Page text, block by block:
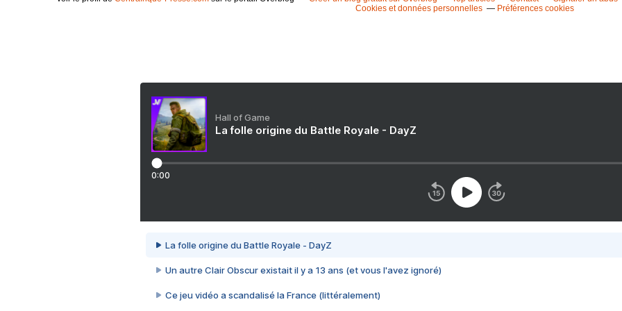
Cookies et données personnelles
Préférences cookies
Hall of Game
La folle origine du Battle Royale - DayZ
0:00
La folle origine du Battle Royale - DayZ
Un autre Clair Obscur existait il y a 13 ans (et vous l'avez ignoré)
Ce jeu vidéo a scandalisé la France (littéralement)